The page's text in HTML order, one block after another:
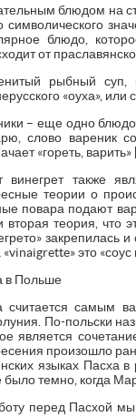
блюдом на
символического
блюдо,
от
рыбный суп,
«оуха», или
– еще одно
слово вареник
«гореть, варить»
винегрет также
теории о
повара подают
вторая теория, что
закрепилась
это «соус
в Польше
считается самым
По-польски
является
произошло
языках Пасха
было темно, когда
перед Пасхой